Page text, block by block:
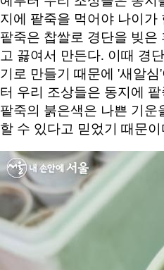
지에 팥죽을 먹어야 나이가
팥죽은 찹쌀로 경단을 빚은
고 끓여서 만든다. 이때 경
기로 만들기 때문에 '새알
터 우리 조상들은 동지에
팥죽의 붉은색은 나쁜 기
할 수 있다고 믿었기 때문이